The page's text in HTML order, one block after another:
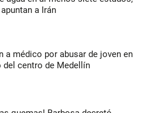
a Irán
a médico por abusar de joven en
centro de Medellín